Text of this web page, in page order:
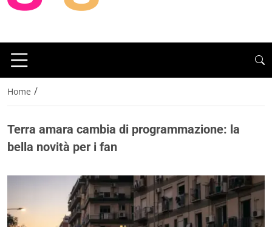
Home /
Terra amara cambia di programmazione: la
bella novità per i fan